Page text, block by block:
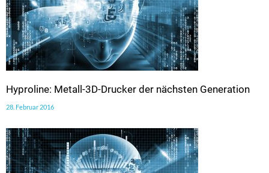
Hyproline: Metall-3D-Drucker der nächsten Generation
28. Februar 2016